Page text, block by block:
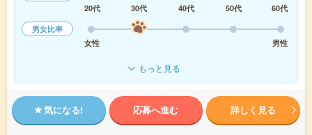
20代
30代 40代 50代
60代
男女比率
女性
男性
もっと見る
気になる! 応募へ進む 詳しく見る